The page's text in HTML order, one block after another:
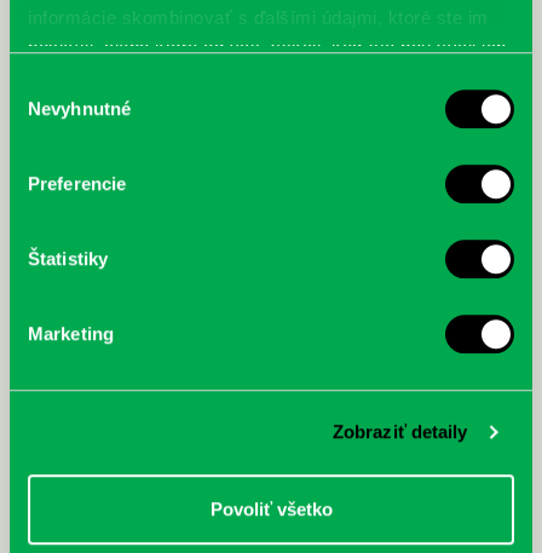
informácie skombinovať s ďalšími údajmi, ktoré ste im
poskytli, alebo ktoré od vás získali, keď ste používali ich
súhlasu
Nevyhnutné
Preferencie
Štatistiky
Marketing
Zobraziť detaily
Povoliť všetko